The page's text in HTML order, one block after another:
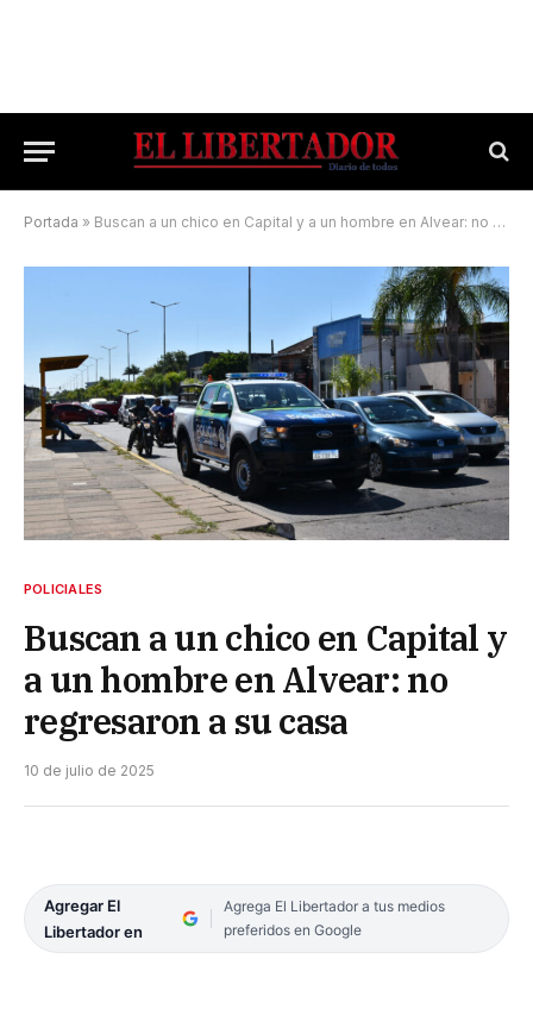
Portada » Buscan a un chico en Capital y a un hombre en Alvear: no regresaron a su casa
POLICIALES
Buscan a un chico en Capital y
a un hombre en Alvear: no
regresaron a su casa
10 de julio de 2025
Agregar El
Libertador en
Agrega El Libertador a tus medios
preferidos en Google